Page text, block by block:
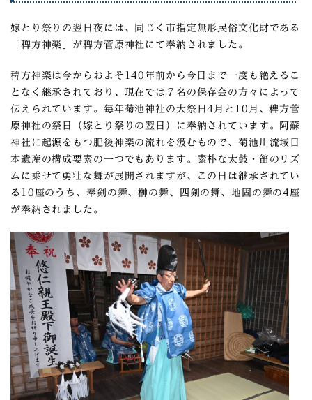
嫁とり祭りの翌日夜には、同じく市指定無形民俗文化財である
「稗方神楽」が稗方菅原神社にて奉納されました。
稗方神楽は今からおよそ140年前から今日まで一度も絶えるこ
となく継承されており、現在では７名の保存会の方々によって
伝えられています。毎年菊池神社の大祭日4月と10月、稗方菅
原神社の祭日（嫁とり祭りの翌日）に奉納されています。阿蘇
神社に起源をもつ肥後神楽の流れを汲むもので、菊池川流域日
本遺産の構成要素の一つでもあります。素朴な太鼓・笛のリズ
ムに乗せて勇壮な舞が展開されますが、この日は継承されてい
る10座のうち、奉剣の舞、榊の舞、四剣の舞、地固の舞の4座
が奉納されました。